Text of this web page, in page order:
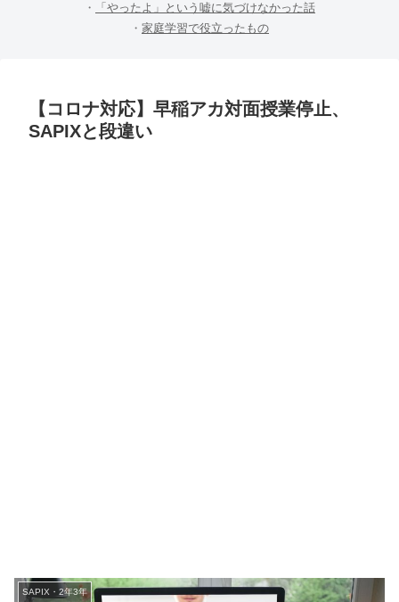
・
「やったよ」という嘘に気づけなかった話
・ 家庭学習で役立ったもの
【コロナ対応】早稲アカ対面授業停止、
SAPIXと段違い
SAPIX・2年3年